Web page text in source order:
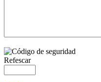
Refescar